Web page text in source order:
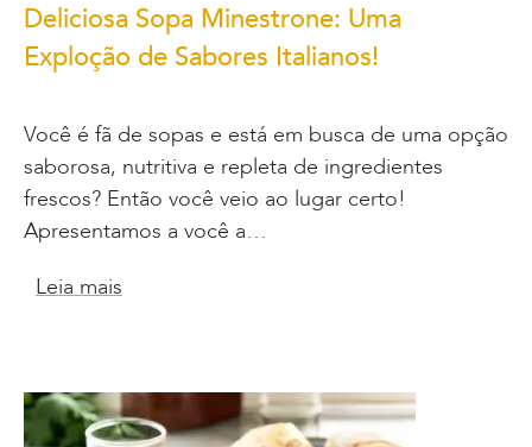
Deliciosa Sopa Minestrone: Uma
Exploção de Sabores Italianos!
Você é fã de sopas e está em busca de uma opção
saborosa, nutritiva e repleta de ingredientes
frescos? Então você veio ao lugar certo!
Apresentamos a você a…
Leia mais